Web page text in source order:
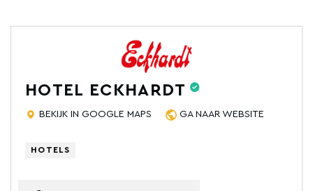
HOTEL ECKHARDT
BEKIJK IN GOOGLE MAPS GA NAAR WEBSITE
HOTELS